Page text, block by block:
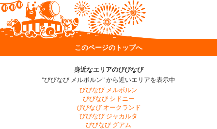
このページのトップへ
身近なエリアのびびなび
"びびなび メルボルン" から近いエリアを表示中
びびなび メルボルン
びびなび シドニー
びびなび オークランド
びびなび ジャカルタ
びびなび グアム